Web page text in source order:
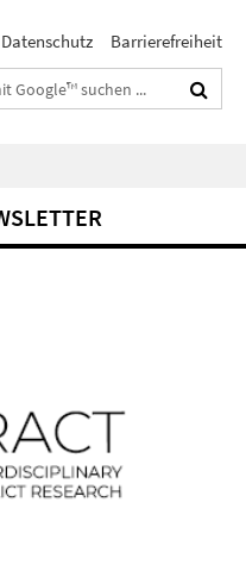
Datenschutz Barrierefreiheit